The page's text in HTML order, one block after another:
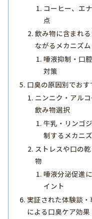
コーヒー、エ
点
飲み物に含まれ
ながるメカニズム
唾液抑制・口
対策
口臭の原因別でお
ニンニク・アル
飲み物選択
牛乳・リンゴ
制するメカニ
ストレスや口の
物
唾液分泌促進
イント
実証された体験談
による口臭ケア効果